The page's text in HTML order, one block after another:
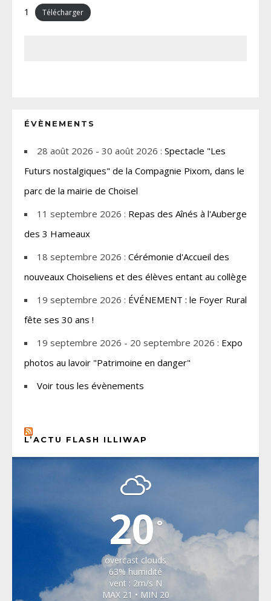
1
Télécharger
ÉVÈNEMENTS
28 août 2026 - 30 août 2026 : Spectacle "Les
Futurs nostalgiques" de la Compagnie Pixom, dans le
parc de la mairie de Choisel
11 septembre 2026 : Repas des Aînés à l'Auberge
des 3 Hameaux
18 septembre 2026 : Cérémonie d'Accueil des
nouveaux Choiseliens et des élèves entant au collège
19 septembre 2026 : ÉVÉNEMENT : le Foyer Rural
fête ses 30 ans !
19 septembre 2026 - 20 septembre 2026 : Expo
photos au lavoir "Patrimoine en danger"
Voir tous les évènements
L’ACTU FLASH ILLIWAP
20°
overcast clouds
63% humidité
vent : 2m/s N
MAX 21 • MIN 20